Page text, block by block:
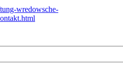
wredowsche-